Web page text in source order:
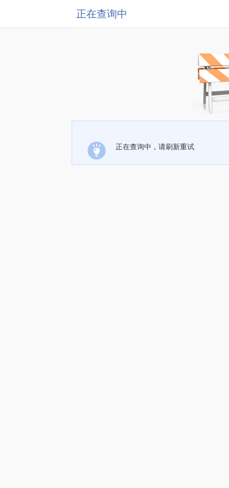
正在查询中
正在查询中，请刷新重试